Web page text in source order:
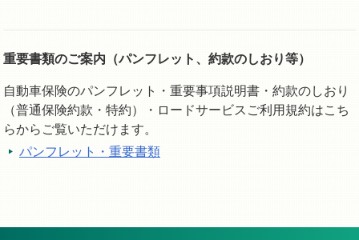
重要書類のご案内（パンフレット、約款のしおり等）
自動車保険のパンフレット・重要事項説明書・約款のしおり
（普通保険約款・特約）・ロードサービスご利用規約はこち
らからご覧いただけます。
パンフレット・重要書類